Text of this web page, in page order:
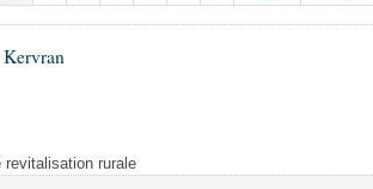
revitalisation rurale